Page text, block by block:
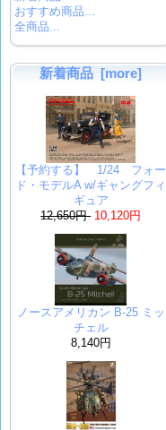
おすすめ商品...
全商品...
新着商品 [more]
【予約する】 1/24 フォー
ド・モデルA w/ギャングフィ
ギュア
12,650円 10,120円
ノースアメリカン B-25 ミッ
チェル
8,140円